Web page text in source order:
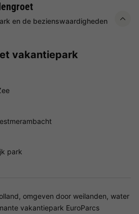
en de bezienswaardigheden
vakantiepark
park
omgeven door weilanden, water
vakantiepark EuroParcs